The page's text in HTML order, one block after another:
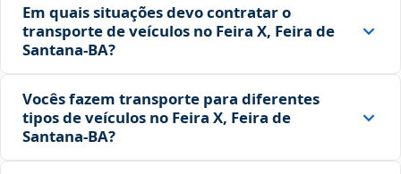
Em quais situações devo contratar o
transporte de veículos no Feira X, Feira de
Santana‑BA?
Vocês fazem transporte para diferentes
tipos de veículos no Feira X, Feira de
Santana‑BA?